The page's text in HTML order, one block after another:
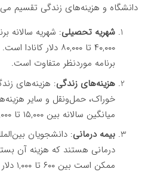
دانشگاه و هزینه‌های زندگی تقسیم
شهریه تحصیلی
۴۰,۰۰۰ تا ۸۰,۰۰۰
برنامه موردنظر متفاوت است.
هزینه‌های زندگی: هزینه‌های
خوراک، حمل‌ونقل و سایر
میانگین سالانه بین ۱۵,۰۰۰ تا ۲۵,۰۰۰ دلار کانادا برآورد می‌شود.
بیمه درمانی: دانشجویان
درمانی هستند که هزینه آن
ممکن است بین ۶۰۰ تا ۱,۰۰۰ دلار کانادا در سال باشد.